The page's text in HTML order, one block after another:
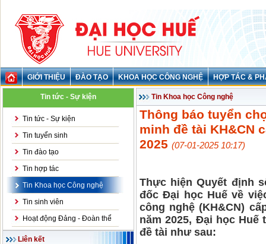
GIỚI THIỆU ĐÀO TẠO KHOA HỌC CÔNG NGHỆ HỢP TÁC &
Tin tức - Sự kiện
Tin tức - Sự kiện
Tin tuyển sinh
Tin đào tạo
Tin hợp tác
Tin Khoa học Công nghệ
Tin sinh viên
Hoạt động Đảng - Đoàn thể
Liên kết
Tin Khoa học Công nghệ
Thông báo tuyển
minh đề tài KH&CN
2025 (07-01-2025 10:17)
Thực hiện Quyết định
đốc Đại học Huế về
công nghệ (KH&CN)
năm 2025, Đại học Huế
đề tài như sau: